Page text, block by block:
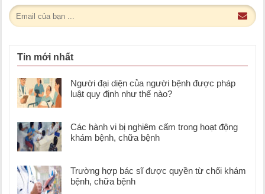
Tin mới nhất
Người đại diện của người bệnh được pháp
luật quy định như thế nào?
Các hành vi bị nghiêm cấm trong hoạt động
khám bệnh, chữa bệnh
Trường hợp bác sĩ được quyền từ chối khám
bệnh, chữa bệnh